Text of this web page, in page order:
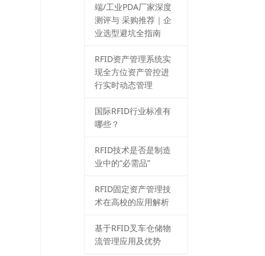
端/⼯业PDA⼚家深度
测评与 采购推荐｜企
业选型避坑全指南
RFID资产管理系统实
现全方位资产管控进
行实时动态管理
国际RFID行业标准有
哪些？
RFID技术是否是制造
业中的“必需品”
RFID固定资产管理技
术在高校的应用解析
基于RFID叉车仓储物
流管理应用及优势